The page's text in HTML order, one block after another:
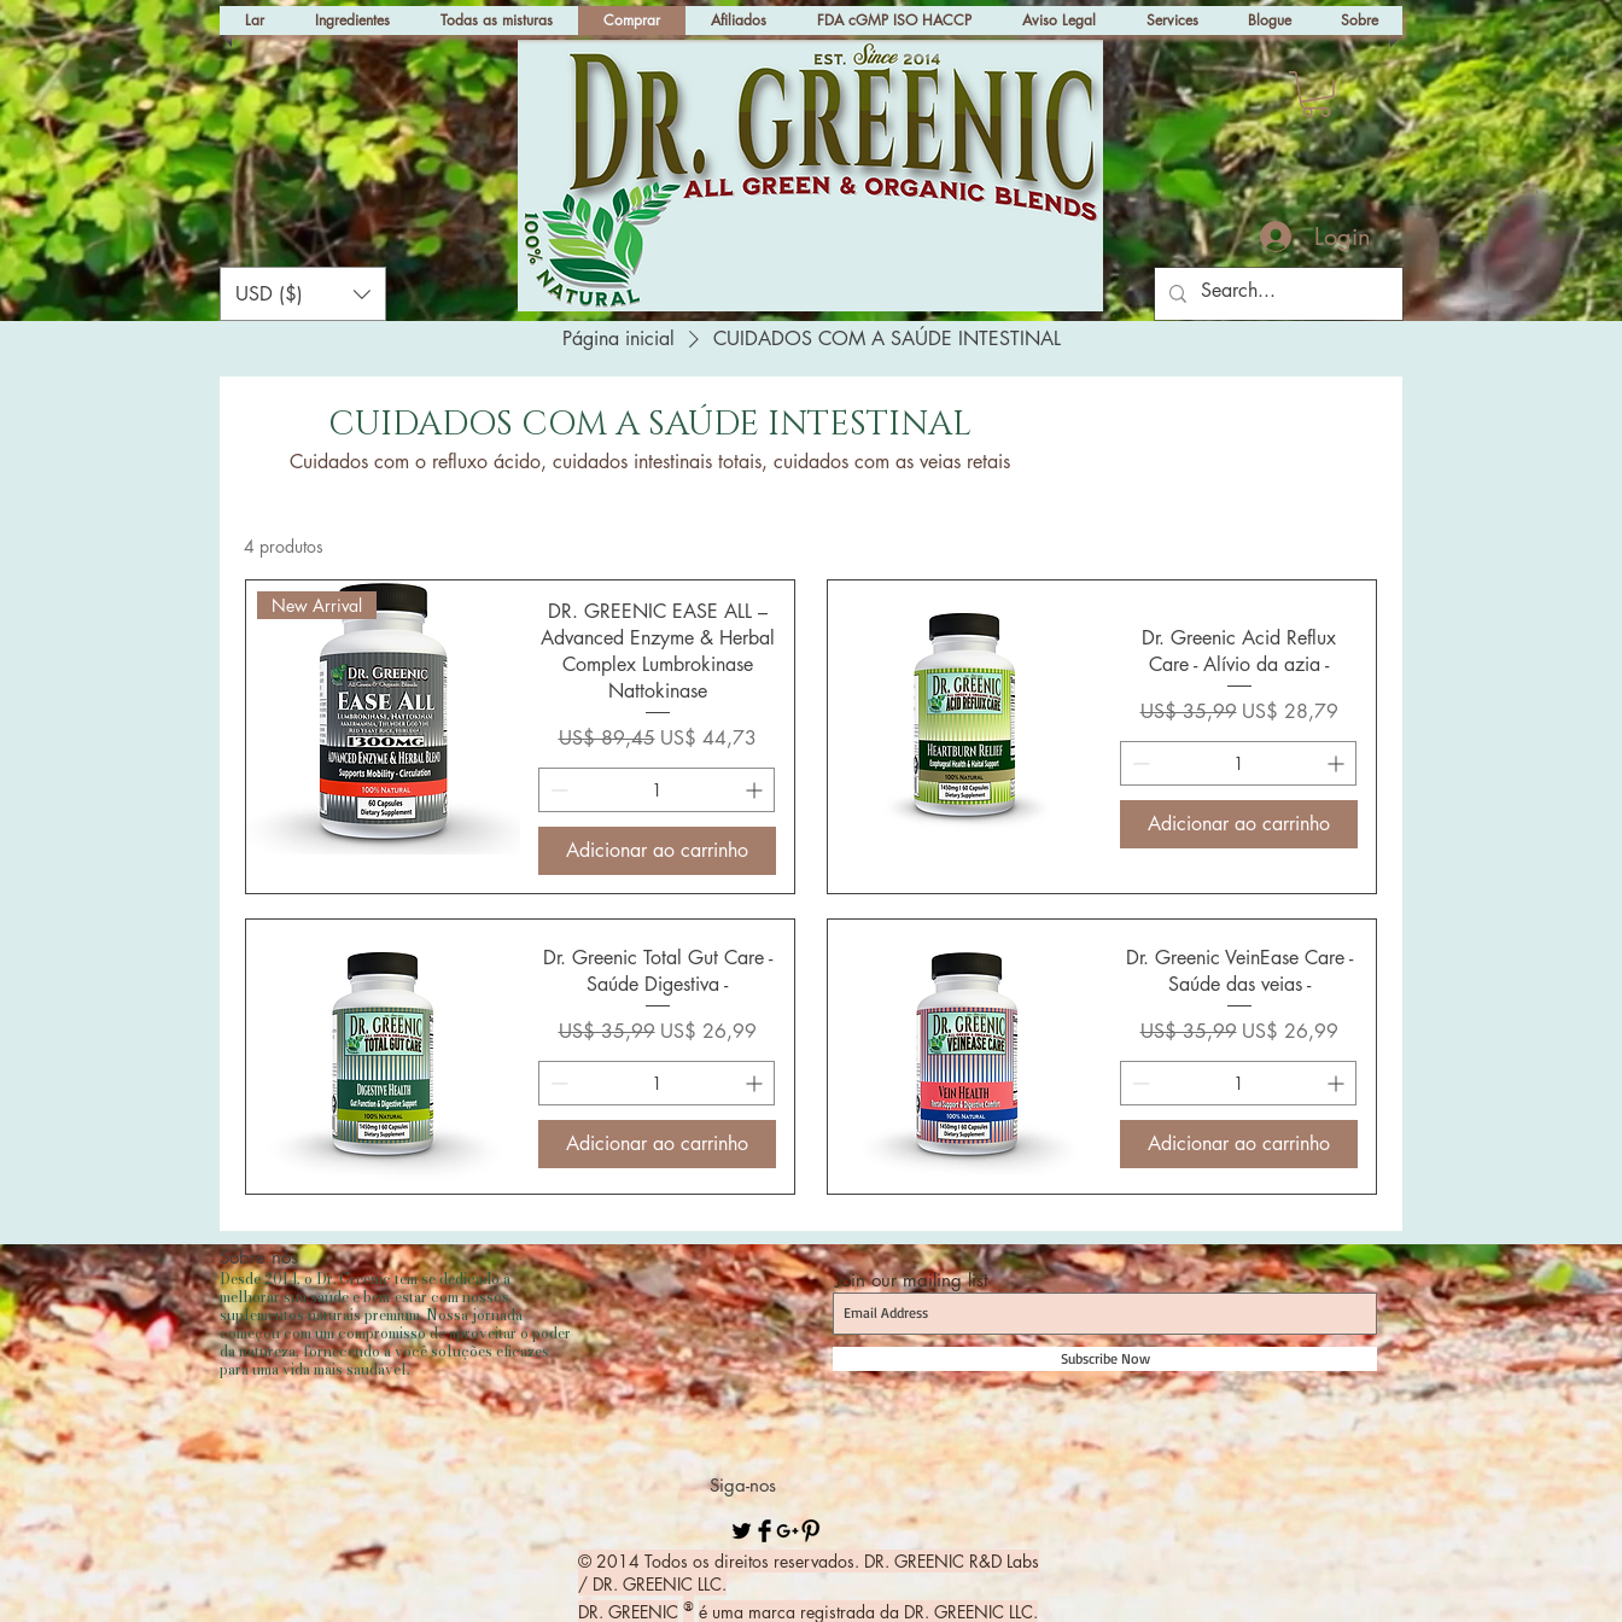
Lar Ingredientes Todas as misturas Comprar Afiliados FDA cGMP ISO HACCP Aviso Legal Services Blogue Sobre
USD ($)
Login
Página inicial CUIDADOS COM A SAÚDE INTESTINAL
CUIDADOS COM A SAÚDE INTESTINAL
Cuidados com o refluxo ácido, cuidados intestinais totais, cuidados com as veias retais
4 produtos
New Arrival
DR. GREENIC EASE ALL –
Advanced Enzyme & Herbal
Complex Lumbrokinase
Nattokinase
Preço normal
US$ 89,45 Preço promocional
US$ 44,73
Adicionar ao carrinho
Dr. Greenic Acid Reflux
Care - Alívio da azia -
Preço normal
US$ 35,99 Preço promocional
US$ 28,79
Adicionar ao carrinho
Dr. Greenic Total Gut Care -
Saúde Digestiva -
Preço normal
US$ 35,99 Preço promocional
US$ 26,99
Adicionar ao carrinho
Dr. Greenic VeinEase Care -
Saúde das veias -
Preço normal
US$ 35,99 Preço promocional
US$ 26,99
Adicionar ao carrinho
Sobre nós
Desde 2014, o Dr. Greenic tem se dedicado a
melhorar sua saúde e bem-estar com nossos
suplementos naturais premium. Nossa jornada
começou com um compromisso de aproveitar o poder
da natureza, fornecendo a você soluções eficazes
para uma vida mais saudável.
Join our mailing list
Subscribe Now
Siga-nos
© 2014 Todos os direitos reservados. DR. GREENIC R&D Labs
/ DR. GREENIC LLC.
DR. GREENIC ® é uma marca registrada da DR. GREENIC LLC.